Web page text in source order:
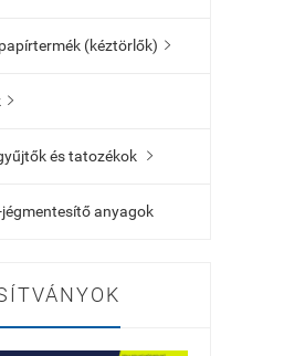
(kéztörlők) 

és tatozékok 
anyagok